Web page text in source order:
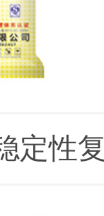
定性